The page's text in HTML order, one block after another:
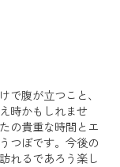
で腹が立つこと、
時かもしれませ
の貴重な時間とエ
つぼです。今後の
れるであろう楽し